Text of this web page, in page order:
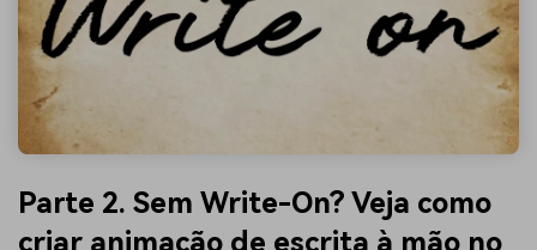
Parte 2. Sem Write-On? Veja como
criar animação de escrita à mão no